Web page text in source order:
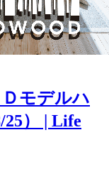
モデルハ
25） | Life